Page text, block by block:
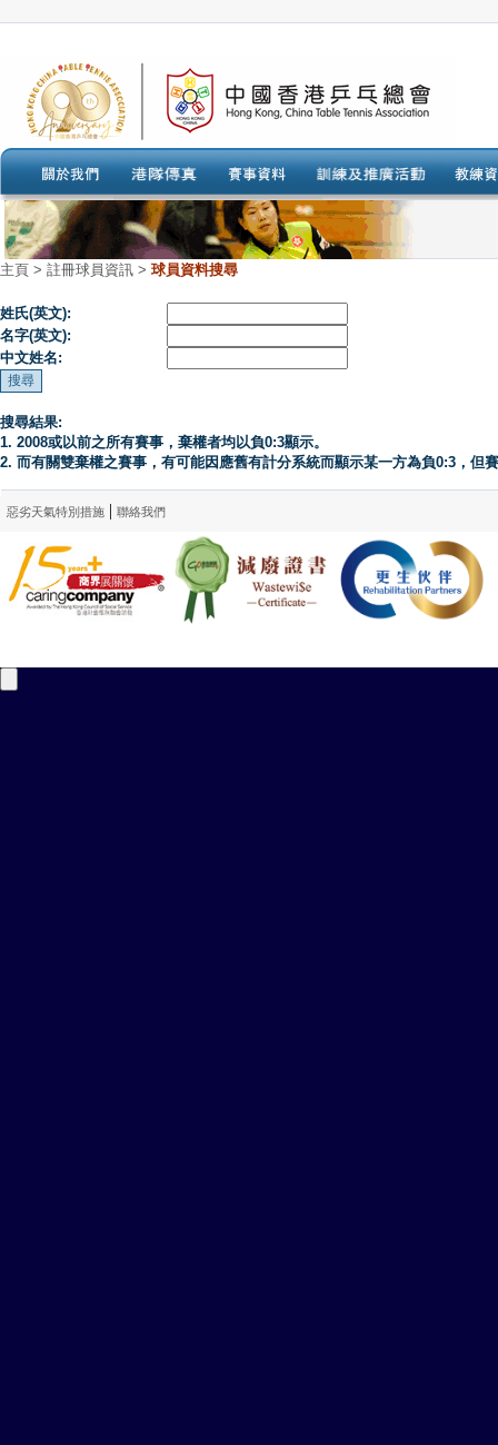
主頁 > 註冊球員資訊 > 球員資料搜尋
姓氏(英文):
名字(英文):
中文姓名:
搜尋結果:
1. 2008或以前之所有賽事，棄權者均以負0:3顯示。
2. 而有關雙棄權之賽事，有可能因應舊有計分系統而顯示某一方為負0:3，但